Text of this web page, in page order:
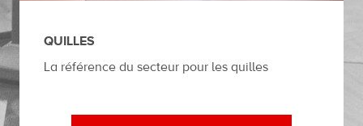
QUILLES
La référence du secteur pour les quilles